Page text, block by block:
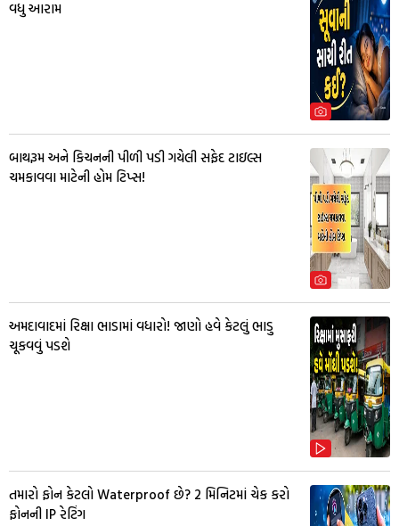
વધુ આરામ
બાથરૂમ અને કિચનની પીળી પડી ગયેલી સફેદ ટાઇલ્સ
ચમકાવવા માટેની હોમ ટિપ્સ!
અમદાવાદમાં રિક્ષા ભાડામાં વધારો! જાણો હવે કેટલું ભાડુ
ચૂકવવું પડશે
તમારો ફોન કેટલો Waterproof છે? 2 મિનિટમાં ચેક કરો
ફોનની IP રેટિંગ